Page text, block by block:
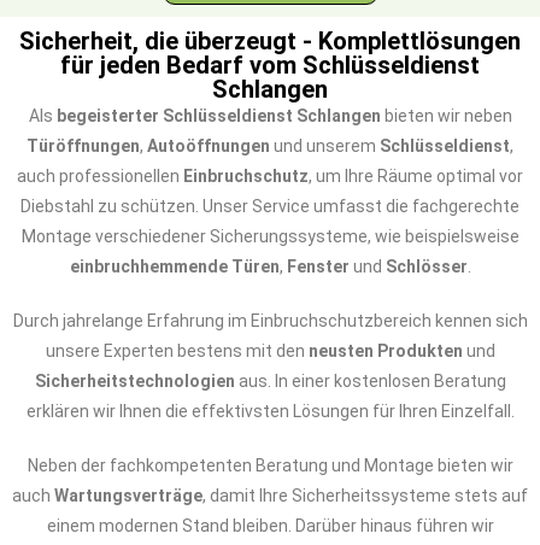
Sicherheit, die überzeugt - Komplettlösungen
für jeden Bedarf vom Schlüsseldienst
Schlangen
Als begeisterter Schlüsseldienst Schlangen bieten wir neben
Türöffnungen, Autoöffnungen und unserem Schlüsseldienst,
auch professionellen Einbruchschutz, um Ihre Räume optimal vor
Diebstahl zu schützen. Unser Service umfasst die fachgerechte
Montage verschiedener Sicherungssysteme, wie beispielsweise
einbruchhemmende Türen, Fenster und Schlösser
Durch jahrelange Erfahrung im Einbruchschutzbereich kennen sich
unsere Experten bestens mit den neusten Produkten und
Sicherheitstechnologien aus. In einer kostenlosen Beratung
erklären wir Ihnen die effektivsten Lösungen für Ihren Einzelfall.
Neben der fachkompetenten Beratung und Montage bieten wir
auch Wartungsverträge, damit Ihre Sicherheitssysteme stets auf
einem modernen Stand bleiben. Darüber hinaus führen wir